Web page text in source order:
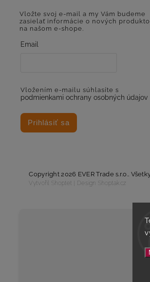
Vložte svoj e-mail a my Vám budeme
zasielať informácie o nových
na našom e-shope.
Email
Vložením e-mailu súhlasíte s
podmienkami ochrany osobných údajov
Prihlásiť sa
Copyright 2026 EVER Trade s.r.o..
Vytvořil Shoptet | Design Shoptak.cz